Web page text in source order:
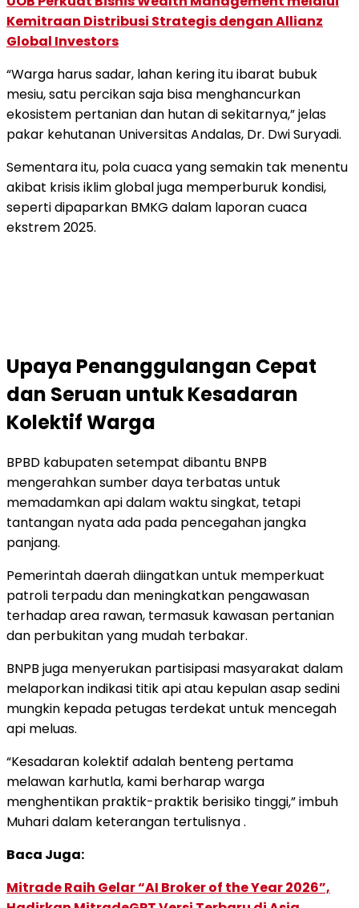
Kemitraan Distribusi Strategis dengan Allianz
Global Investors
“Warga harus sadar, lahan kering itu ibarat bubuk
mesiu, satu percikan saja bisa menghancurkan
ekosistem pertanian dan hutan di sekitarnya,” jelas
pakar kehutanan Universitas Andalas, Dr. Dwi Suryadi.
Sementara itu, pola cuaca yang semakin tak menentu
akibat krisis iklim global juga memperburuk kondisi,
seperti dipaparkan BMKG dalam laporan cuaca
ekstrem 2025.
Upaya Penanggulangan Cepat
dan Seruan untuk Kesadaran
Kolektif Warga
BPBD kabupaten setempat dibantu BNPB
mengerahkan sumber daya terbatas untuk
memadamkan api dalam waktu singkat, tetapi
tantangan nyata ada pada pencegahan jangka
panjang.
Pemerintah daerah diingatkan untuk memperkuat
patroli terpadu dan meningkatkan pengawasan
terhadap area rawan, termasuk kawasan pertanian
dan perbukitan yang mudah terbakar.
BNPB juga menyerukan partisipasi masyarakat dalam
melaporkan indikasi titik api atau kepulan asap sedini
mungkin kepada petugas terdekat untuk mencegah
api meluas.
“Kesadaran kolektif adalah benteng pertama
melawan karhutla, kami berharap warga
menghentikan praktik-praktik berisiko tinggi,” imbuh
Muhari dalam keterangan tertulisnya .
Baca Juga:
Mitrade Raih Gelar “AI Broker of the Year 2026”,